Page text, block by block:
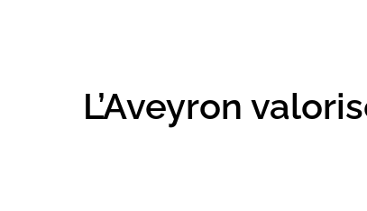
L’Aveyron